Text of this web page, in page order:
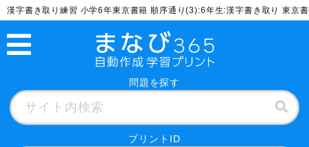
漢字書き取り練習 小学6年東京書籍 順序通り(3):6年生:漢字書き取り 東京
問題を探す
プリントID